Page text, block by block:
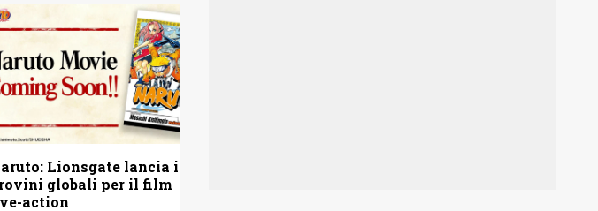
Lionsgate lancia i
globali per il film
action